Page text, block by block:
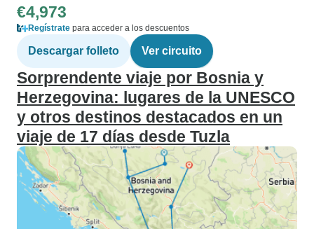
€4,973
Regístrate para acceder a los descuentos
Descargar folleto Ver circuito
Sorprendente viaje por Bosnia y
Herzegovina: lugares de la UNESCO
y otros destinos destacados en un
viaje de 17 días desde Tuzla